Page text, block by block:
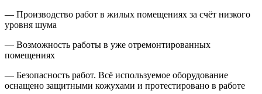
— Производство работ в жилых помещениях за счёт низкого
уровня шума
— Возможность работы в уже отремонтированных
помещениях
— Безопасность работ. Всё используемое оборудование
оснащено защитными кожухами и протестировано в работе